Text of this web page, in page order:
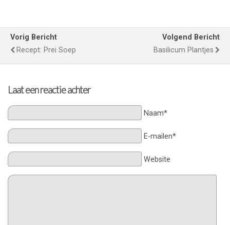
Vorig Bericht
Recept: Prei Soep
Volgend Bericht
Basilicum Plantjes
Laat een reactie achter
Naam*
E-mailen*
Website